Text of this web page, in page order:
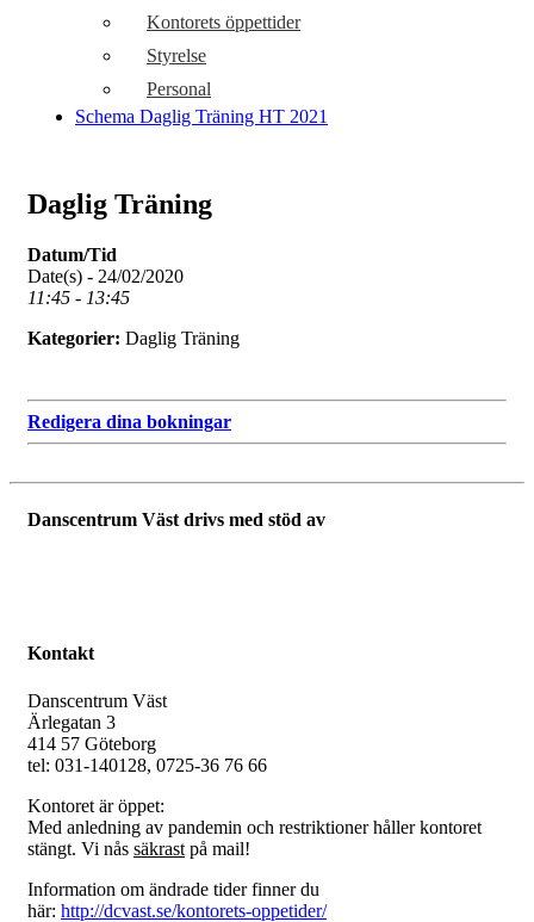
Kontorets öppettider
Styrelse
Personal
Schema Daglig Träning HT 2021
Daglig Träning
Datum/Tid
Date(s) - 24/02/2020
11:45 - 13:45
Kategorier: Daglig Träning
Redigera dina bokningar
Danscentrum Väst drivs med stöd av
Kontakt
Danscentrum Väst
Ärlegatan 3
414 57 Göteborg
tel: 031-140128, 0725-36 76 66
Kontoret är öppet:
Med anledning av pandemin och restriktioner håller kontoret
stängt. Vi nås säkrast på mail!
Information om ändrade tider finner du
här: http://dcvast.se/kontorets-oppetider/